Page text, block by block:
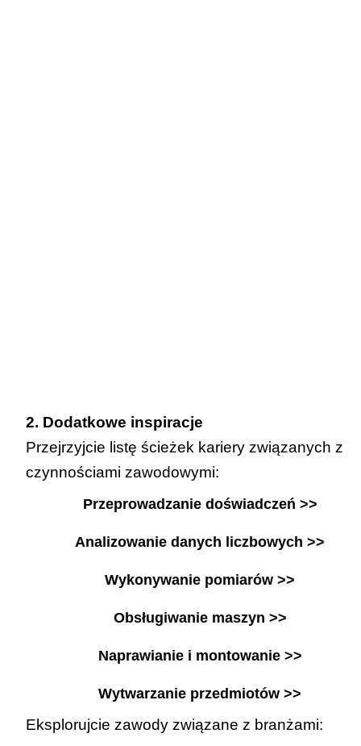
2. Dodatkowe inspiracje
Przejrzyjcie listę ścieżek kariery związanych z
czynnościami zawodowymi:
Przeprowadzanie doświadczeń >>
Analizowanie danych liczbowych >>
Wykonywanie pomiarów >>
Obsługiwanie maszyn >>
Naprawianie i montowanie >>
Wytwarzanie przedmiotów >>
Eksplorujcie zawody związane z branżami: